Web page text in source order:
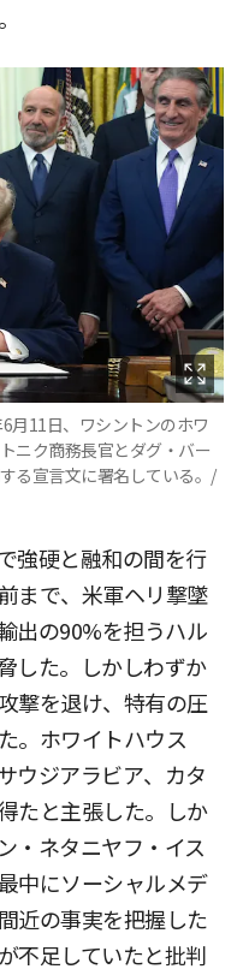
月11日、ワシントンのホワ
ニク商務長官とダグ・バー
る宣言文に署名している。/
強硬と融和の間を行
まで、米軍ヘリ撃墜
出の90%を担うハル
した。しかしわずか
撃を退け、特有の圧
。ホワイトハウス
ウジアラビア、カタ
たと主張した。しか
・ネタニヤフ・イス
中にソーシャルメデ
近の事実を把握した
不足していたと批判